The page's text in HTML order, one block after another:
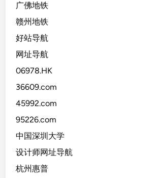
广佛地铁
赣州地铁
好站导航
网址导航
06978.HK
36609.com
45992.com
95226.com
中国深圳大学
设计师网址导航
杭州惠普